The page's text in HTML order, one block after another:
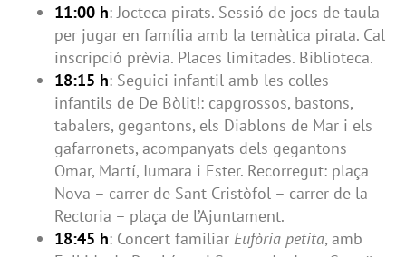
11:00 h: Jocteca pirats. Sessió de jocs de taula
per jugar en família amb la temàtica pirata. Cal
inscripció prèvia. Places limitades. Biblioteca.
18:15 h: Seguici infantil amb les colles
infantils de De Bòlit!: capgrossos, bastons,
tabalers, gegantons, els Diablons de Mar i els
gafarronets, acompanyats dels gegantons
Omar, Martí, Iumara i Ester. Recorregut: plaça
Nova – carrer de Sant Cristòfol – carrer de la
Rectoria – plaça de l’Ajuntament.
18:45 h: Concert familiar Eufòria petita, amb